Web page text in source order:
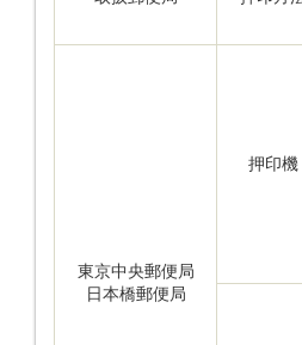
東京中央郵便局
日本橋郵便局
押印機